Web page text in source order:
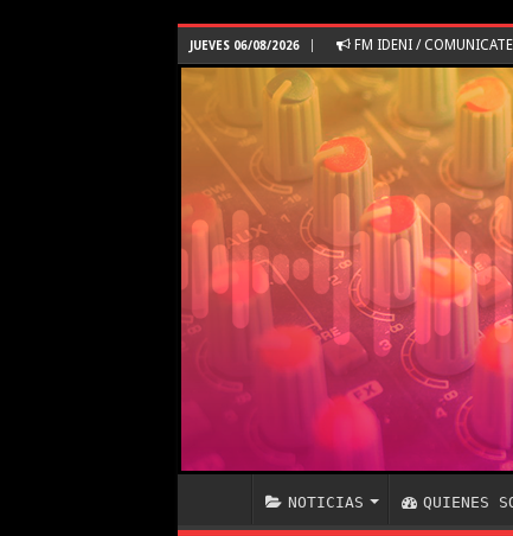
JUEVES 06/08/2026 FM IDENI /
NOTICIAS QUIENES